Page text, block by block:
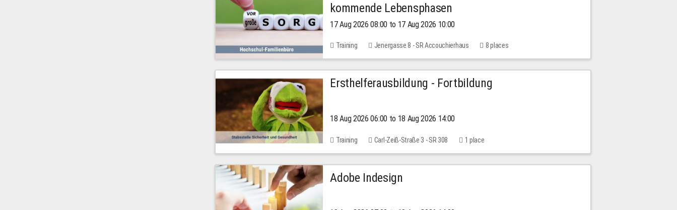
kommende Lebensphasen
17 Aug 2026 08:00 to 17 Aug 2026 10:00
Training Jenergasse 8 - SR Accouchierhaus 8 places
Ersthelferausbildung - Fortbildung
18 Aug 2026 06:00 to 18 Aug 2026 14:00
Training Carl-Zeiß-Straße 3 - SR 308 1 place
Adobe Indesign